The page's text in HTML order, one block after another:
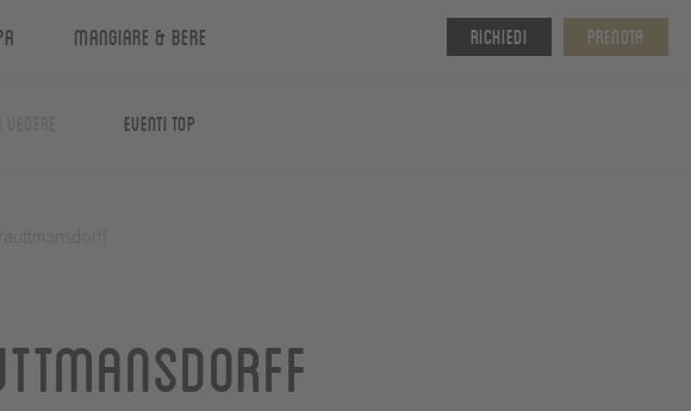
Richiedi Prenota
Mangiare & bere
Eventi top